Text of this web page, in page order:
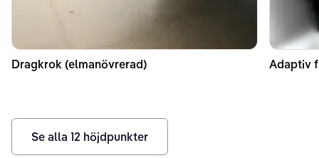
Dragkrok (elmanövrerad) Adaptiv
Se alla 12 höjdpunkter